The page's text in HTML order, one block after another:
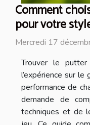
Comment
pour votre
Mercredi 17
Trouver le
l’expérience sur
performance de
demande de
techniques et de